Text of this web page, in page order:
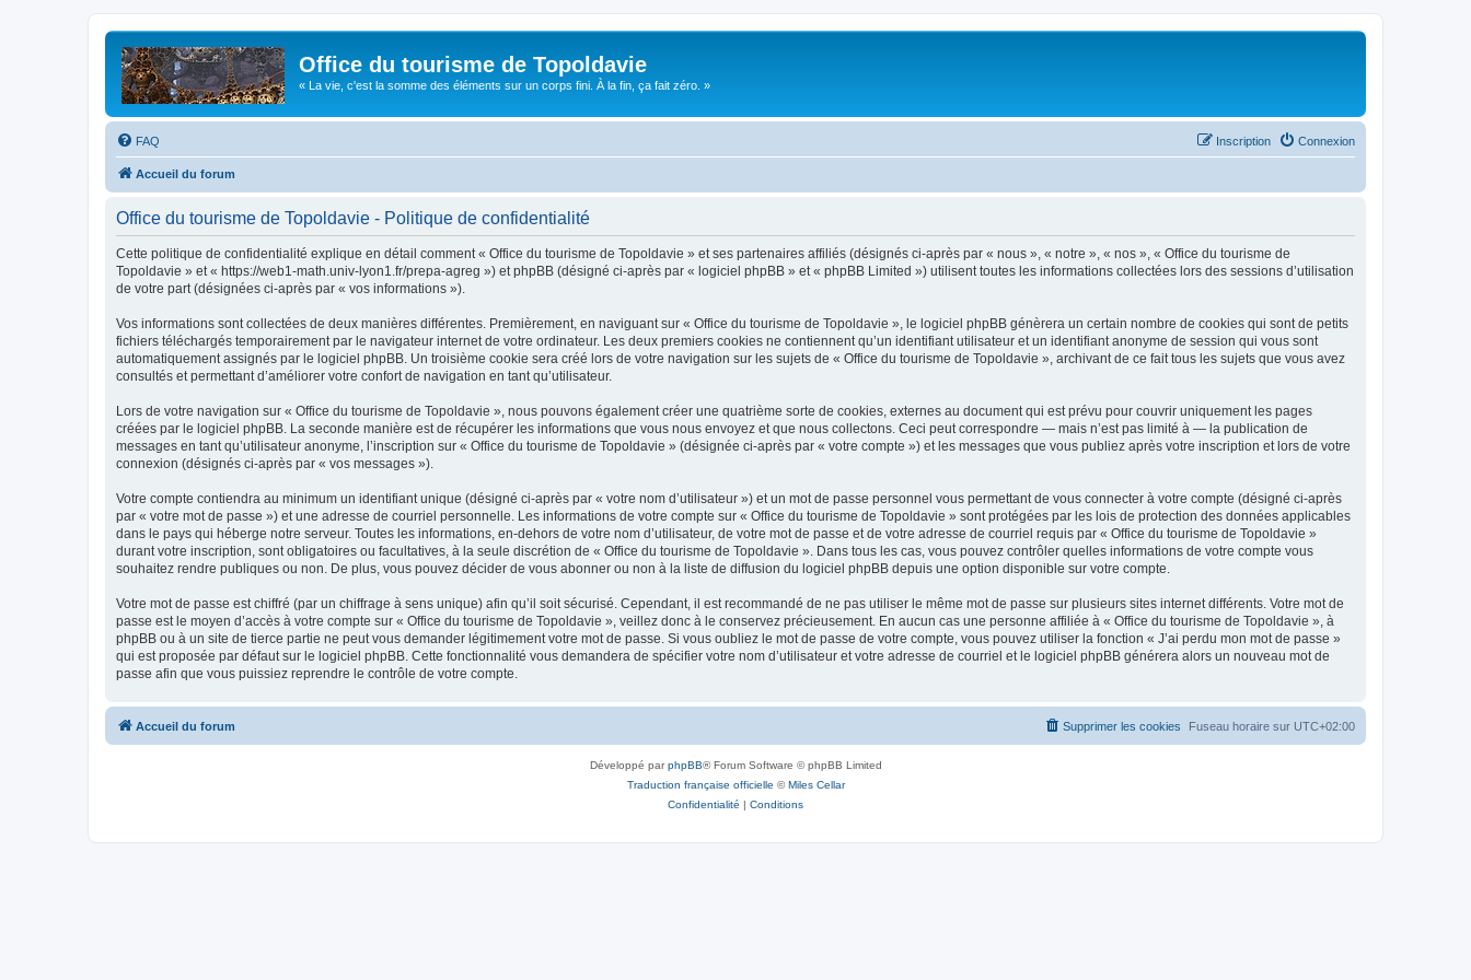
Office du tourisme de Topoldavie
« La vie, c'est la somme des éléments sur un corps fini. À la fin, ça fait zéro. »
FAQ Connexion
Inscription
Accueil du forum
Office du tourisme de Topoldavie - Politique de confidentialité
Cette politique de confidentialité explique en détail comment « Office du tourisme de Topoldavie » et ses partenaires affiliés (désignés ci-après par « nous », « notre », « nos », « Office du tourisme de
Topoldavie » et « https://web1-math.univ-lyon1.fr/prepa-agreg ») et phpBB (désigné ci-après par « logiciel phpBB » et « phpBB Limited ») utilisent toutes les informations collectées lors des sessions d’utilisation
de votre part (désignées ci-après par « vos informations »).
Vos informations sont collectées de deux manières différentes. Premièrement, en naviguant sur « Office du tourisme de Topoldavie », le logiciel phpBB génèrera un certain nombre de cookies qui sont de petits
fichiers téléchargés temporairement par le navigateur internet de votre ordinateur. Les deux premiers cookies ne contiennent qu’un identifiant utilisateur et un identifiant anonyme de session qui vous sont
automatiquement assignés par le logiciel phpBB. Un troisième cookie sera créé lors de votre navigation sur les sujets de « Office du tourisme de Topoldavie », archivant de ce fait tous les sujets que vous avez
consultés et permettant d’améliorer votre confort de navigation en tant qu’utilisateur.
Lors de votre navigation sur « Office du tourisme de Topoldavie », nous pouvons également créer une quatrième sorte de cookies, externes au document qui est prévu pour couvrir uniquement les pages
créées par le logiciel phpBB. La seconde manière est de récupérer les informations que vous nous envoyez et que nous collectons. Ceci peut correspondre — mais n’est pas limité à — la publication de
messages en tant qu’utilisateur anonyme, l’inscription sur « Office du tourisme de Topoldavie » (désignée ci-après par « votre compte ») et les messages que vous publiez après votre inscription et lors de votre
connexion (désignés ci-après par « vos messages »).
Votre compte contiendra au minimum un identifiant unique (désigné ci-après par « votre nom d’utilisateur ») et un mot de passe personnel vous permettant de vous connecter à votre compte (désigné ci-après
par « votre mot de passe ») et une adresse de courriel personnelle. Les informations de votre compte sur « Office du tourisme de Topoldavie » sont protégées par les lois de protection des données applicables
dans le pays qui héberge notre serveur. Toutes les informations, en-dehors de votre nom d’utilisateur, de votre mot de passe et de votre adresse de courriel requis par « Office du tourisme de Topoldavie »
durant votre inscription, sont obligatoires ou facultatives, à la seule discrétion de « Office du tourisme de Topoldavie ». Dans tous les cas, vous pouvez contrôler quelles informations de votre compte vous
souhaitez rendre publiques ou non. De plus, vous pouvez décider de vous abonner ou non à la liste de diffusion du logiciel phpBB depuis une option disponible sur votre compte.
Votre mot de passe est chiffré (par un chiffrage à sens unique) afin qu’il soit sécurisé. Cependant, il est recommandé de ne pas utiliser le même mot de passe sur plusieurs sites internet différents. Votre mot de
passe est le moyen d’accès à votre compte sur « Office du tourisme de Topoldavie », veillez donc à le conservez précieusement. En aucun cas une personne affiliée à « Office du tourisme de Topoldavie », à
phpBB ou à un site de tierce partie ne peut vous demander légitimement votre mot de passe. Si vous oubliez le mot de passe de votre compte, vous pouvez utiliser la fonction « J’ai perdu mon mot de passe »
qui est proposée par défaut sur le logiciel phpBB. Cette fonctionnalité vous demandera de spécifier votre nom d’utilisateur et votre adresse de courriel et le logiciel phpBB générera alors un nouveau mot de
passe afin que vous puissiez reprendre le contrôle de votre compte.
Accueil du forum Fuseau horaire sur UTC+02:00
Supprimer les cookies
Développé parphpBB® Forum Software © phpBB Limited
Traduction française officielle ©Miles Cellar
Confidentialité | Conditions